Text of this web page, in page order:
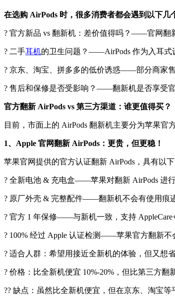
在选购 AirPods 时，很多消费者都会遇到以下几
? 官方新品 vs 翻新机：差价值得吗？——官网翻
? 二手耳机的卫生问题？——AirPods 作为入耳式
? 京东、淘宝、拼多多的低价诱惑——部分商家
? 售后和保修是否受影响？——翻新机是否享受
官方翻新 AirPods vs 第三方渠道：谁更值得买？
目前，市面上的 AirPods 翻新机主要分为苹果官
1、Apple 官网翻新 AirPods：更贵，但更稳！
苹果官网提供的官方认证翻新 AirPods，具有以下
? 全新电池 & 充电盒——苹果对翻新 AirPods 进
? 原厂外壳 & 完整配件——翻新机不会有使用痕
? 官方 1 年保修——与新机一致，支持 AppleCare+
? 100% 经过 Apple 认证检测——苹果官方翻新不
? 适合人群：希望用接近全新机的体验，但又想
? 价格：比全新机便宜 10%-20%，但比第三方翻
?? 缺点：虽然比全新机便宜，但在京东、淘宝